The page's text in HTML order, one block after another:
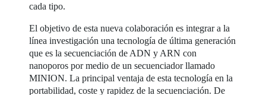
cada tipo.
El objetivo de esta nueva colaboración es integrar a la
línea investigación una tecnología de última generación
que es la secuenciación de ADN y ARN con
nanoporos por medio de un secuenciador llamado
MINION. La principal ventaja de esta tecnología en la
portabilidad, coste y rapidez de la secuenciación. De